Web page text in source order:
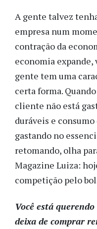
A gente talvez
empresa num
contração da
economia expande,
gente tem uma
certa forma.
cliente não está
duráveis e
gastando no
retomando, olha
Magazine Luiza:
competição pelo
Você está
deixa de comprar